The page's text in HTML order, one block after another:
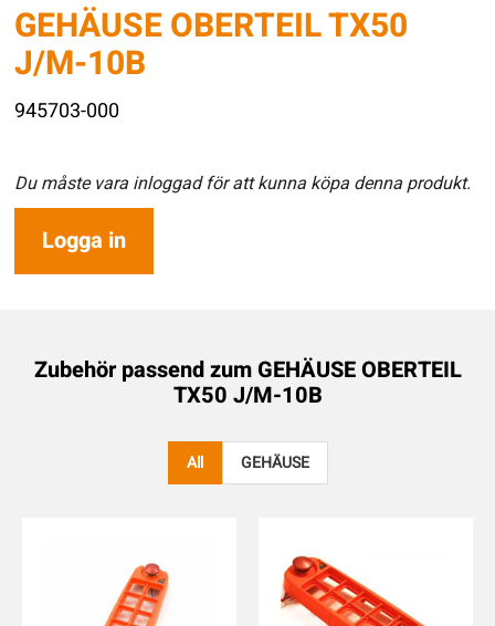
GEHÄUSE OBERTEIL TX50
J/M-10B
945703-000
Du måste vara inloggad för att kunna köpa denna produkt.
Logga in
Zubehör passend zumGEHÄUSE OBERTEIL
TX50 J/M-10B
All GEHÄUSE